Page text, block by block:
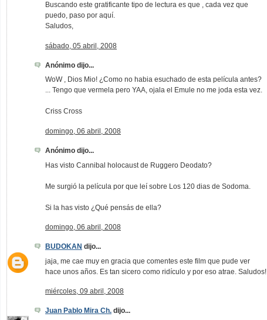
Buscando este gratificante tipo de lectura es que , cada vez que
puedo, paso por aquí.
Saludos,
sábado, 05 abril, 2008
Anónimo dijo...
WoW , Dios Mio! ¿Como no habia esuchado de esta película antes?
... Tengo que vermela pero YAA, ojala el Emule no me joda esta vez.
Criss Cross
domingo, 06 abril, 2008
Anónimo dijo...
Has visto Cannibal holocaust de Ruggero Deodato?
Me surgió la película por que leí sobre Los 120 dias de Sodoma.
Si la has visto ¿Qué pensás de ella?
domingo, 06 abril, 2008
BUDOKAN dijo...
jaja, me cae muy en gracia que comentes este film que pude ver
hace unos años. Es tan sicero como ridículo y por eso atrae. Saludos!
miércoles, 09 abril, 2008
Juan Pablo Mira Ch. dijo...